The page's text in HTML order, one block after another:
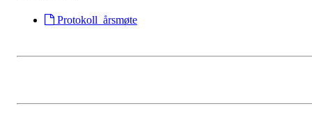
Protokoll_årsmøte